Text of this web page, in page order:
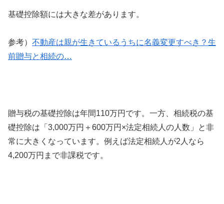
基礎控除額には大きな差があります。
参考） 不動産は親が生きているうちに名義変更すべき？生
前贈与と相続の…
贈与税の基礎控除は年間110万円です。一方、相続税の基
礎控除は「3,000万円＋600万円×法定相続人の人数」と非
常に大きくなっています。例えば法定相続人が2人なら
4,200万円まで非課税です。